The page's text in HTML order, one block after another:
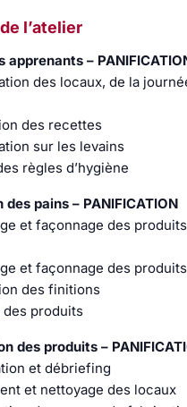
l’atelier
apprenants –
des locaux, de la
des recettes
sur les levains
règles d’hygiène
pains – PANIFICATION
et façonnage des
et façonnage des
des finitions
des produits
des produits –
et débriefing
et nettoyage des locaux